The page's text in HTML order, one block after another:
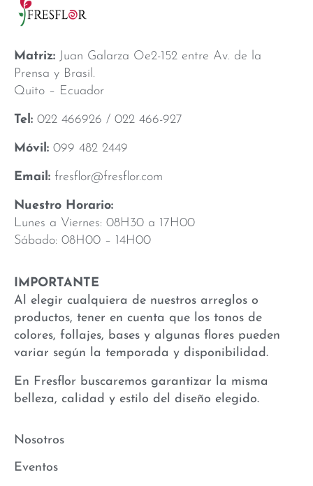
Matriz: Juan Galarza Oe2-152 entre Av. de la
Prensa y Brasil.
Quito – Ecuador
Tel: 022 466926 / 022 466-927
Móvil: 099 482 2449
Email: fresflor@fresflor.com
Nuestro Horario:
Lunes a Viernes: 08H30 a 17H00
Sábado: 08H00 – 14H00
IMPORTANTE
Al elegir cualquiera de nuestros arreglos o
productos, tener en cuenta que los tonos de
colores, follajes, bases y algunas flores pueden
variar según la temporada y disponibilidad.
En Fresflor buscaremos garantizar la misma
belleza, calidad y estilo del diseño elegido.
Nosotros
Eventos